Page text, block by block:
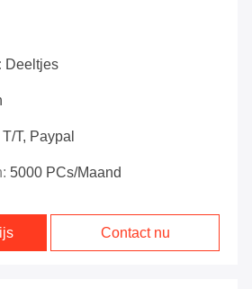
Deeltjes
T/T, Paypal
5000 PCs/maand
Contact nu